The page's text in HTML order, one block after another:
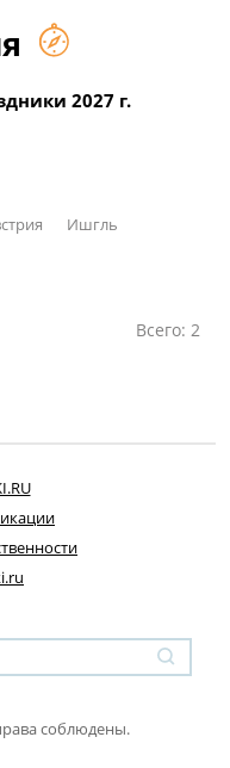
2027 г.
Ишгль
Всего: 2
соблюдены.